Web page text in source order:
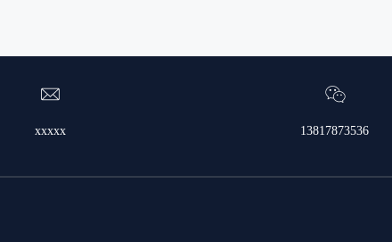
xxxxx 13817873536